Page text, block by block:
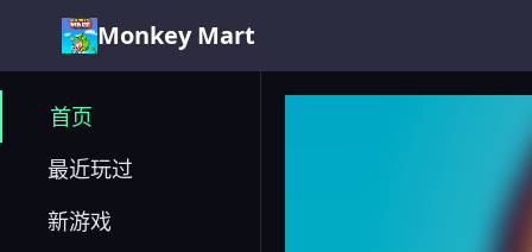
Monkey Mart
首页
最近玩过
新游戏